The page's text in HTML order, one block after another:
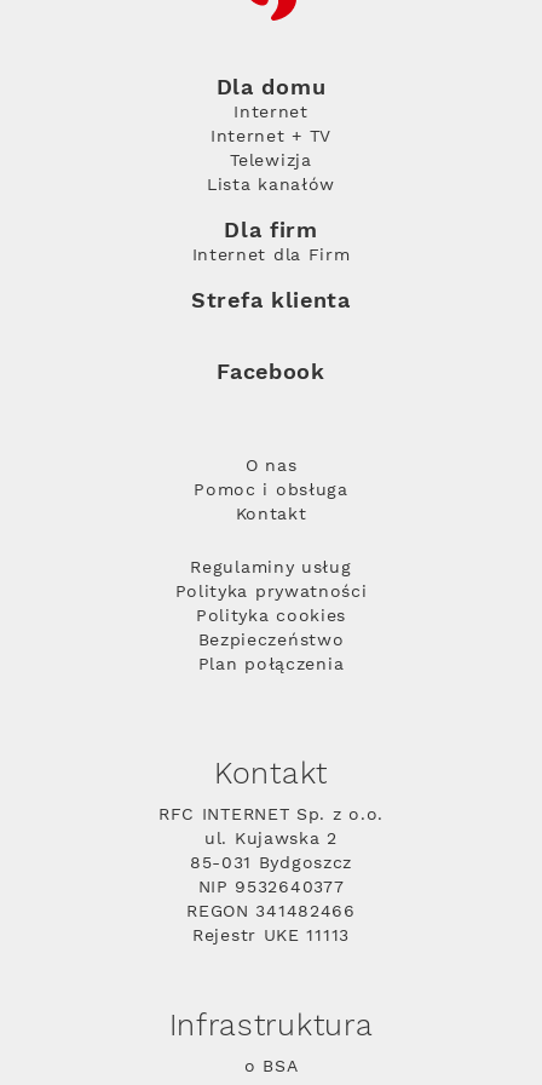
Dla domu
Internet
Internet + TV
Telewizja
Lista kanałów
Dla firm
Internet dla Firm
Strefa klienta
Facebook
O nas
Pomoc i obsługa
Kontakt
Regulaminy usług
Polityka prywatności
Polityka cookies
Bezpieczeństwo
Plan połączenia
Kontakt
RFC INTERNET Sp. z o.o.
ul. Kujawska 2
85-031 Bydgoszcz
NIP 9532640377
REGON 341482466
Rejestr UKE 11113
Infrastruktura
o BSA